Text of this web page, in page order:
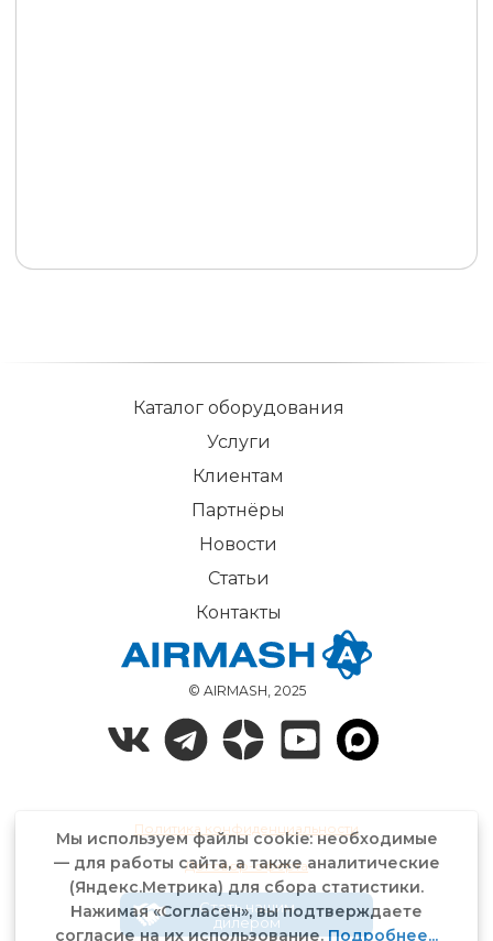
© AIRMASH, 2025
Каталог оборудования
Услуги
Клиентам
Партнёры
Новости
Статьи
Контакты
Политика конфиденциальности
Договор-оферта
Стать нашим
дилером
Мы используем файлы cookie: необходимые
— для работы сайта, а также аналитические
(Яндекс.Метрика) для сбора статистики.
Нажимая «Согласен», вы подтверждаете
согласие на их использование.Подробнее...